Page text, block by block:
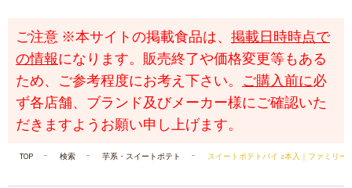
ご注意 ※本サイトの掲載食品は、 掲載日時時点で
の情報になります。販売終了や価格変更等もある
ため、ご参考程度にお考え下さい。 ご購入前に必
ず各店舗、ブランド及びメーカー様にご確認いた
だきますようお願い申し上げます。
TOP 検索 芋系・スイートポテト スイートポテトパイ 2本入｜ファミリー